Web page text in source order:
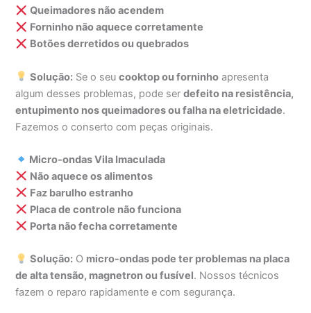
Queimadores não acendem
Forninho não aquece corretamente
Botões derretidos ou quebrados
Solução: Se o seucooktop ou forninho apresenta
algum desses problemas, pode serdefeito na resistência,
entupimento nos queimadores ou falha na eletricidade.
Fazemos o conserto com peças originais.
Micro-ondas Vila Imaculada
Não aquece os alimentos
Faz barulho estranho
Placa de controle não funciona
Porta não fecha corretamente
Solução: O micro-ondas pode ter problemas na placa
de alta tensão, magnetron ou fusível. Nossos técnicos
fazem o reparo rapidamente e com segurança.